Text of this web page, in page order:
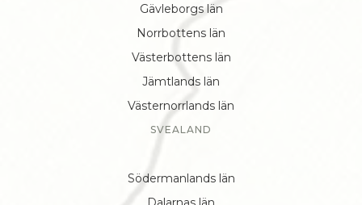
Gävleborgs län
Norrbottens län
Västerbottens län
Jämtlands län
Västernorrlands län
SVEALAND
Södermanlands län